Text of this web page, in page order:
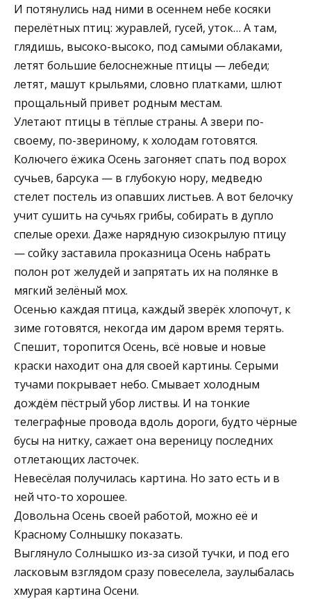
И потянулись над ними в осеннем небе косяки
перелётных птиц: журавлей, гусей, уток… А там,
глядишь, высоко-высоко, под самыми облаками,
летят большие белоснежные птицы — лебеди;
летят, машут крыльями, словно платками, шлют
прощальный привет родным местам.
Улетают птицы в тёплые страны. А звери по-
своему, по-звериному, к холодам готовятся.
Колючего ёжика Осень загоняет спать под ворох
сучьев, барсука — в глубокую нору, медведю
стелет постель из опавших листьев. А вот белочку
учит сушить на сучьях грибы, собирать в дупло
спелые орехи. Даже нарядную сизокрылую птицу
— сойку заставила проказница Осень набрать
полон рот желудей и запрятать их на полянке в
мягкий зелёный мох.
Осенью каждая птица, каждый зверёк хлопочут, к
зиме готовятся, некогда им даром время терять.
Спешит, торопится Осень, всё новые и новые
краски находит она для своей картины. Серыми
тучами покрывает небо. Смывает холодным
дождём пёстрый убор листвы. И на тонкие
телеграфные провода вдоль дороги, будто чёрные
бусы на нитку, сажает она вереницу последних
отлетающих ласточек.
Невесёлая получилась картина. Но зато есть и в
ней что-то хорошее.
Довольна Осень своей работой, можно её и
Красному Солнышку показать.
Выглянуло Солнышко из-за сизой тучки, и под его
ласковым взглядом сразу повеселела, заулыбалась
хмурая картина Осени.